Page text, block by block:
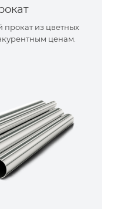
прокат из цветных
ценам.